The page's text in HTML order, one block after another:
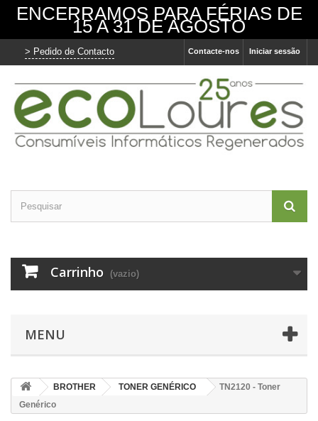
ENCERRAMOS PARA FÉRIAS DE
15 A 31 DE AGOSTO
Iniciar sessão
Contacte-nos
> Pedido de Contacto
Carrinho (vazio)
MENU
BROTHER TONER GENÉRICO
TN2120 - Toner
Genérico